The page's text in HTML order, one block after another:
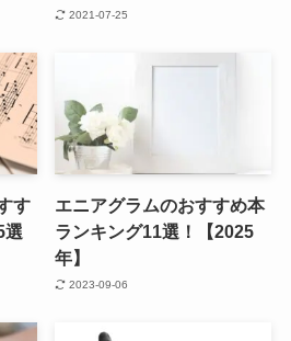
2021-07-25
す
選
エニアグラムのおすすめ本
ランキング11選！【2025
年】
2023-09-06